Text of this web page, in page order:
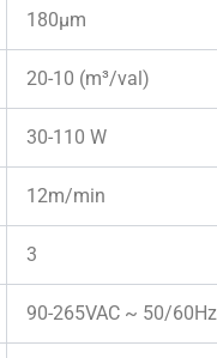
180μm
20-10 (m³/val)
30-110 W
12m/min
3
90-265VAC ~ 50/60Hz